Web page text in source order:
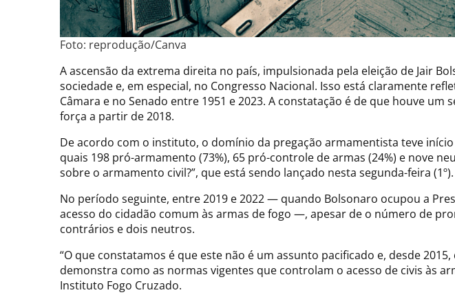
Foto: reprodução/Canva
A ascensão da extrema direita no país, impulsionada pela eleição de Jair
sociedade e, em especial, no Congresso Nacional. Isso está claramente
Câmara e no Senado entre 1951 e 2023. A constatação é de que houve
força a partir de 2018.
De acordo com o instituto, o domínio da pregação armamentista teve
quais 198 pró-armamento (73%), 65 pró-controle de armas (24%) e nove
sobre o armamento civil?”, que está sendo lançado nesta segunda-feira (1º).
No período seguinte, entre 2019 e 2022 — quando Bolsonaro ocupou a
acesso do cidadão comum às armas de fogo —, apesar de o número de
contrários e dois neutros.
“O que constatamos é que este não é um assunto pacificado e, desde
demonstra como as normas vigentes que controlam o acesso de civis às
Instituto Fogo Cruzado.